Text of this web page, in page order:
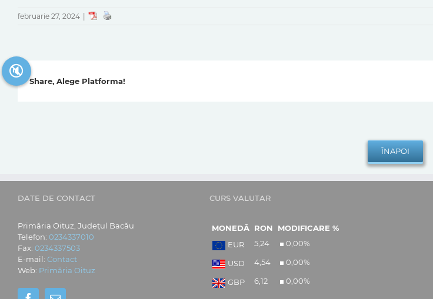
februarie 27, 2024
Share, Alege Platforma!
DATE DE CONTACT
Primăria Oituz, Județul Bacău
Telefon: 0234337010
Fax: 0234337503
E-mail: Contact
Web: Primăria Oituz
CURS VALUTAR
MONEDĂ RON
MODIFICARE %
EUR
5,24 0,00%
USD 4,54 0,00%
GBP 6,12 0,00%
🔇